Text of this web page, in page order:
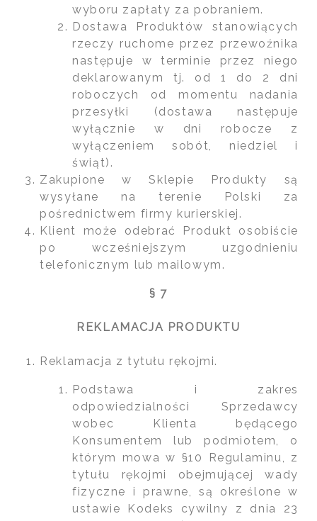
wyboru zapłaty za pobraniem.
Dostawa Produktów stanowiących
rzeczy ruchome przez przewoźnika
następuje w terminie przez niego
deklarowanym tj. od 1 do 2 dni
roboczych od momentu nadania
przesyłki (dostawa następuje
wyłącznie w dni robocze z
wyłączeniem sobót, niedziel i
świąt).
Zakupione w Sklepie Produkty są
wysyłane na terenie Polski za
pośrednictwem firmy kurierskiej.
Klient może odebrać Produkt osobiście
po wcześniejszym uzgodnieniu
telefonicznym lub mailowym.
§ 7
REKLAMACJA PRODUKTU
Reklamacja z tytułu rękojmi.
Podstawa i zakres
odpowiedzialności Sprzedawcy
wobec Klienta będącego
Konsumentem lub podmiotem, o
którym mowa w §10 Regulaminu, z
tytułu rękojmi obejmującej wady
fizyczne i prawne, są określone w
ustawie Kodeks cywilny z dnia 23